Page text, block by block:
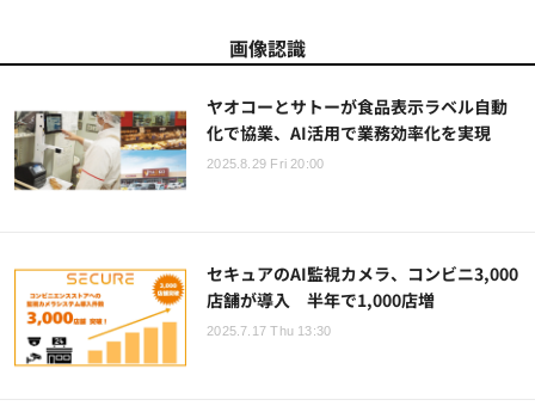
画像認識
ヤオコーとサトーが食品表示ラベル自動
化で協業、AI活用で業務効率化を実現
2025.8.29 Fri 20:00
セキュアのAI監視カメラ、コンビニ3,000
店舗が導入 半年で1,000店増
2025.7.17 Thu 13:30